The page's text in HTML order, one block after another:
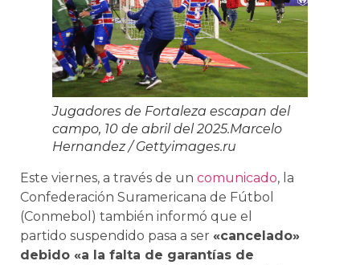
Jugadores de Fortaleza escapan del
campo, 10 de abril del 2025.Marcelo
Hernandez/ Gettyimages.ru
Este viernes, a través de un comunicado, la
Confederación Suramericana de Fútbol
(Conmebol) también informó que el
partido suspendido pasa a ser «cancelado»
debido «a la falta de garantías de